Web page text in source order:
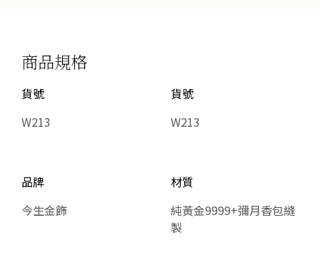
商品規格
貨號
W213
貨號
W213
品牌
今生金飾
材質
純黃金9999+彌月香包縫
製